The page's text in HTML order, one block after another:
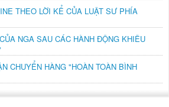
THEO LỜI KỂ CỦA LUẬT SƯ PHÍA
NGA SAU CÁC HÀNH ĐỘNG KHIÊU
CHUYỂN HÀNG "HOÀN TOÀN BÌNH